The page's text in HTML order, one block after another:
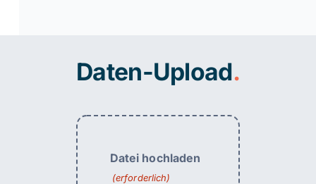
Daten-Upload.
Datei hochladen
(erforderlich)